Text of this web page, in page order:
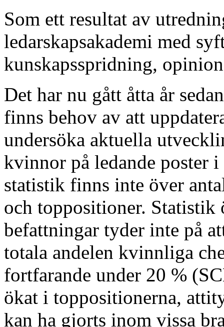
Som ett resultat av
ledarskapsakademi med
kunskapsspridning,
Det har nu gått åtta år
finns behov av att
undersöka aktuella
kvinnor på ledande poster
statistik finns inte över
och toppositioner.
befattningar tyder inte på
totala andelen kvinnliga
fortfarande under 20 %
ökat i toppositionerna,
kan ha gjorts inom vissa